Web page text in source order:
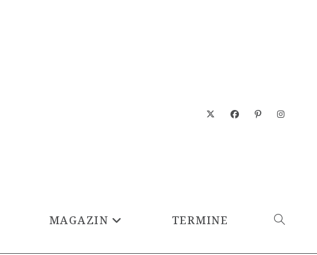
MAGAZIN TERMINE WEBSITE-